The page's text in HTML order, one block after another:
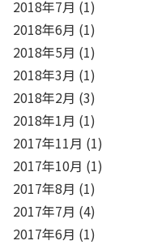
2018年7月 (1)
2018年6月 (1)
2018年5月 (1)
2018年3月 (1)
2018年2月 (3)
2018年1月 (1)
2017年11月 (1)
2017年10月 (1)
2017年8月 (1)
2017年7月 (4)
2017年6月 (1)